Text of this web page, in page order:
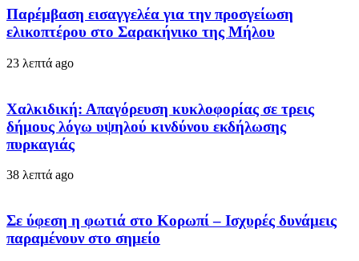
Παρέμβαση εισαγγελέα για την προσγείωση
ελικοπτέρου στο Σαρακήνικο της Μήλου
23 λεπτά ago
Χαλκιδική: Απαγόρευση κυκλοφορίας σε τρεις
δήμους λόγω υψηλού κινδύνου εκδήλωσης
πυρκαγιάς
38 λεπτά ago
Σε ύφεση η φωτιά στο Κορωπί – Ισχυρές δυνάμεις
παραμένουν στο σημείο